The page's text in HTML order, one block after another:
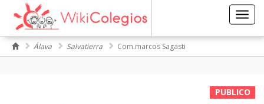
Álava Salvatierra Com.marcos Sagasti
PUBLICO